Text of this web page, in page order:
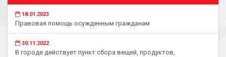
18.01.2023
Правовая помощь осужденным гражданам
30.11.2022
В городе действует пункт сбора вещей, продуктов,